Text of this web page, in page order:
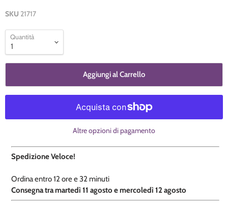
SKU 21717
Quantità
Aggiungi al Carrello
Altre opzioni di pagamento
Spedizione Veloce!
Ordina entro12 ore e32 minuti
​Consegna tra martedì 11 agosto e mercoledì 12 agosto